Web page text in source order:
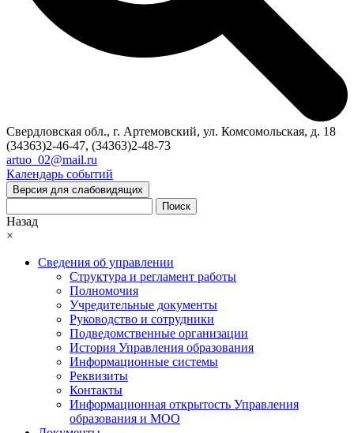
Свердловская обл., г. Артемовский, ул. Комсомольская, д. 18
(34363)2-46-47, (34363)2-48-73
artuo_02@mail.ru
Календарь событий
Версия для слабовидящих
Поиск
Назад
×
Сведения об управлении
Структура и регламент работы
Полномочия
Учредительные документы
Руководство и сотрудники
Подведомственные организации
История Управления образования
Информационные системы
Реквизиты
Контакты
Информационная открытость Управления
образования и МОО